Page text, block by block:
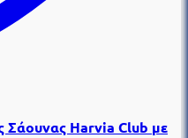
Σάουνας Harvia Club με